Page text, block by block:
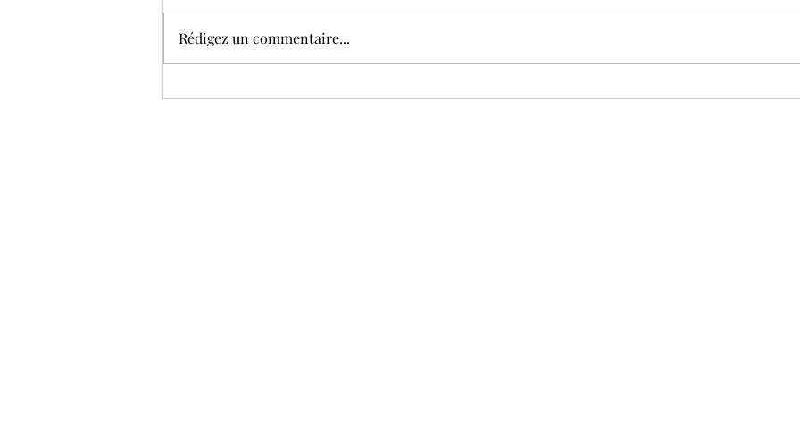
Et "Si" ?
Changer
Rédigez un commentaire...